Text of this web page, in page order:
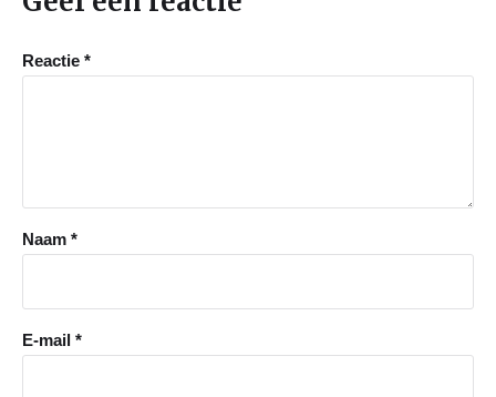
Reactie *
Naam *
E-mail *